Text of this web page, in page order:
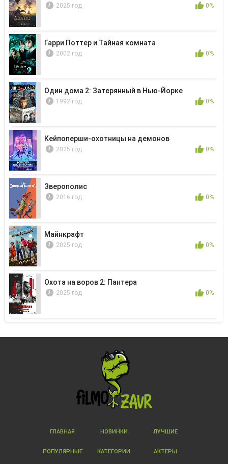
2025 год 0%
Гарри Поттер и Тайная комната
2002 год 0%
Один дома 2: Затерянный в Нью-Йорке
1992 год 0%
Кейпоперши-охотницы на демонов
2025 год 0%
Зверополис
2016 год 0%
Майнкрафт
2025 год 0%
Охота на воров 2: Пантера
2025 год 0%
ГЛАВНАЯ НОВИНКИ ЛУЧШИЕ
ПОПУЛЯРНЫЕ КАТЕГОРИИ АКТЕРЫ